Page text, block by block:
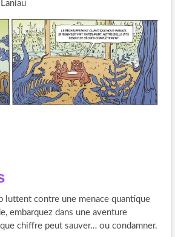
luttent contre une menace quantique
embarquez dans une aventure
chiffre peut sauver… ou condamner.